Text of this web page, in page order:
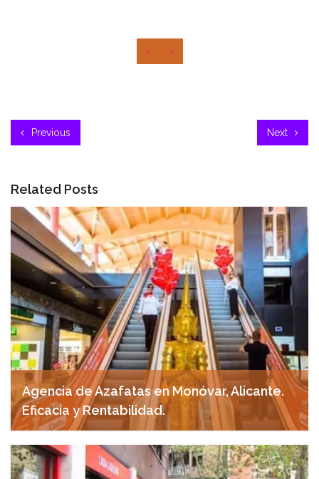
‹ ›
Previous Next
Related Posts
Agencia de Azafatas en Monóvar, Alicante.
Eficacia y Rentabilidad.
noviembre 7, 2024